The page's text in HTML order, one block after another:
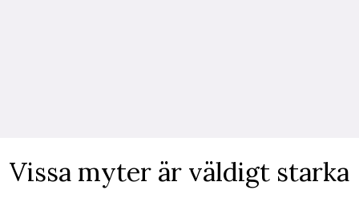
Vissa myter är väldigt starka